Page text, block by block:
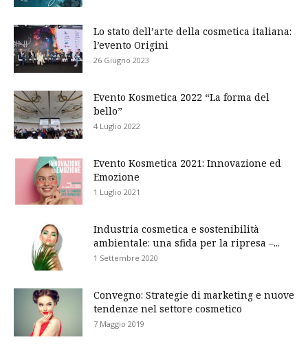
Lo stato dell’arte della cosmetica italiana:
l’evento Origini
26 Giugno 2023
Evento Kosmetica 2022 “La forma del
bello”
4 Luglio 2022
Evento Kosmetica 2021: Innovazione ed
Emozione
1 Luglio 2021
Industria cosmetica e sostenibilità
ambientale: una sfida per la ripresa –...
1 Settembre 2020
Convegno: Strategie di marketing e nuove
tendenze nel settore cosmetico
7 Maggio 2019